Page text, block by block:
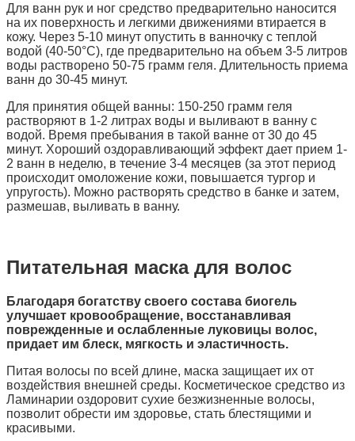
Для ванн рук и ног средство предварительно наносится
на их поверхность и легкими движениями втирается в
кожу. Через 5-10 минут опустить в ванночку с теплой
водой (40-50°С), где предварительно на объем 3-5 литров
воды растворено 50-75 грамм геля. Длительность приема
ванн до 30-45 минут.
Для принятия общей ванны: 150-250 грамм геля
растворяют в 1-2 литрах воды и выливают в ванну с
водой. Время пребывания в такой ванне от 30 до 45
минут. Хороший оздоравливающий эффект дает прием 1-
2 ванн в неделю, в течение 3-4 месяцев (за этот период
происходит омоложение кожи, повышается тургор и
упругость). Можно растворять средство в банке и затем,
размешав, выливать в ванну.
Питательная маска для волос
Благодаря богатству своего состава биогель
улучшает кровообращение, восстанавливая
поврежденные и ослабленные луковицы волос,
придает им блеск, мягкость и эластичность.
Питая волосы по всей длине, маска защищает их от
воздействия внешней среды. Косметическое средство из
Ламинарии оздоровит сухие безжизненные волосы,
позволит обрести им здоровье, стать блестящими и
красивыми.